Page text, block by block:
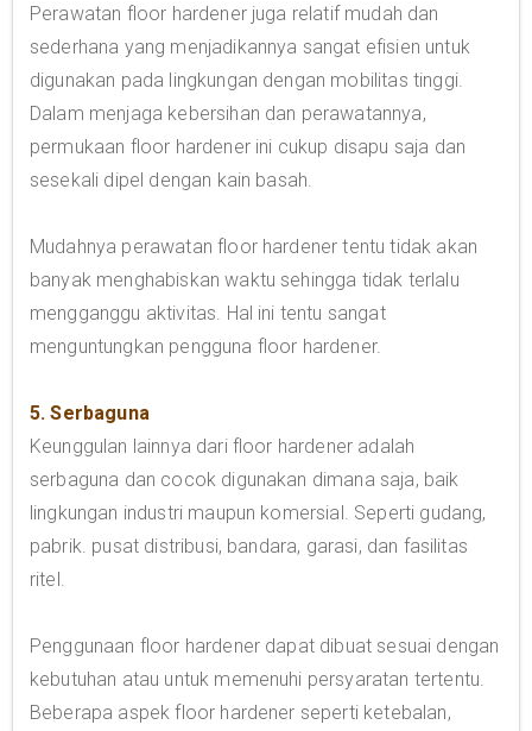
Perawatan floor hardener juga relatif mudah dan
sederhana yang menjadikannya sangat efisien untuk
digunakan pada lingkungan dengan mobilitas tinggi.
Dalam menjaga kebersihan dan perawatannya,
permukaan floor hardener ini cukup disapu saja dan
sesekali dipel dengan kain basah.
Mudahnya perawatan floor hardener tentu tidak akan
banyak menghabiskan waktu sehingga tidak terlalu
mengganggu aktivitas. Hal ini tentu sangat
menguntungkan pengguna floor hardener.
5. Serbaguna
Keunggulan lainnya dari floor hardener adalah
serbaguna dan cocok digunakan dimana saja, baik
lingkungan industri maupun komersial. Seperti gudang,
pabrik. pusat distribusi, bandara, garasi, dan fasilitas
ritel.
Penggunaan floor hardener dapat dibuat sesuai dengan
kebutuhan atau untuk memenuhi persyaratan tertentu.
Beberapa aspek floor hardener seperti ketebalan,